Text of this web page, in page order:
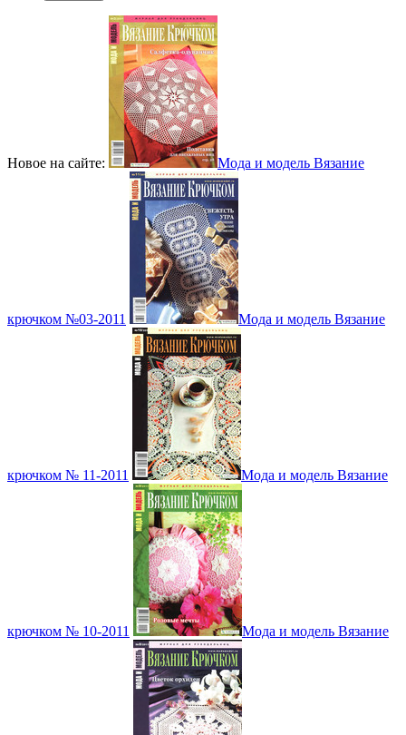
Новое на сайте: Мода и модель Вязание
крючком №03-2011 Мода и модель Вязание
крючком № 11-2011 Мода и модель Вязание
крючком № 10-2011 Мода и модель Вязание